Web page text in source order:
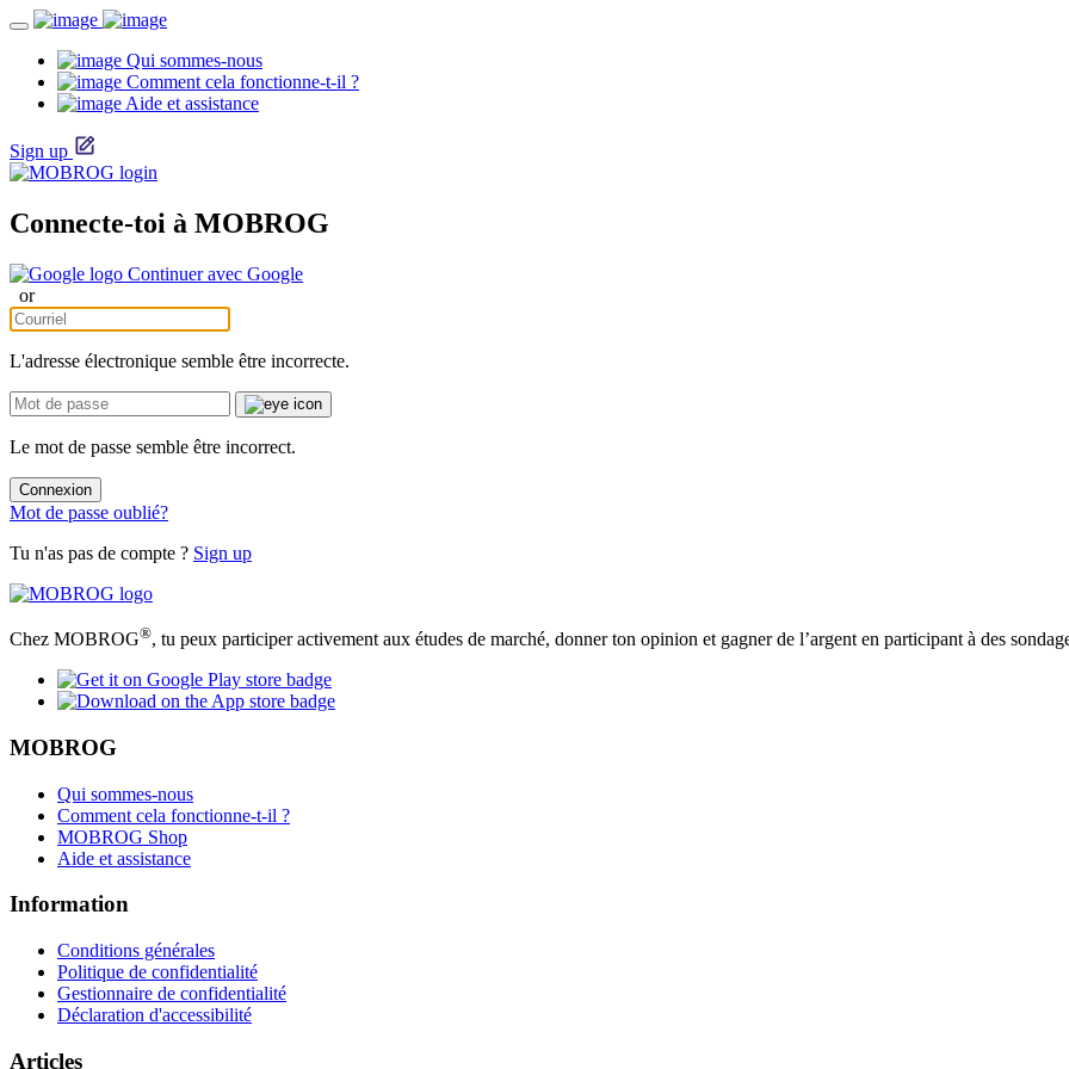
Qui sommes-nous
Comment cela fonctionne-t-il ?
Aide et assistance
Sign up
Connecte-toi à MOBROG
Continuer avec Google
or
L'adresse électronique semble être incorrecte.
Le mot de passe semble être incorrect.
Connexion
Mot de passe oublié?
Tu n'as pas de compte ? Sign up
Chez MOBROG®, tu peux participer activement aux études de marché, donner ton opinion et gagner de l’argent en participant à des
MOBROG
Qui sommes-nous
Comment cela fonctionne-t-il ?
MOBROG Shop
Aide et assistance
Information
Conditions générales
Politique de confidentialité
Gestionnaire de confidentialité
Déclaration d'accessibilité
Articles